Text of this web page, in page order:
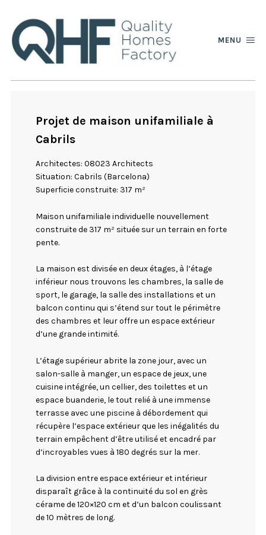
MENU
Projet de maison unifamiliale à
Cabrils
Architectes: 08023 Architects
Situation: Cabrils (Barcelona)
Superficie construite: 317 m²
Maison unifamiliale individuelle nouvellement
construite de 317 m² située sur un terrain en forte
pente.
La maison est divisée en deux étages, à l’étage
inférieur nous trouvons les chambres, la salle de
sport, le garage, la salle des installations et un
balcon continu qui s’étend sur tout le périmètre
des chambres et leur offre un espace extérieur
d’une grande intimité.
L’étage supérieur abrite la zone jour, avec un
salon-salle à manger, un espace de jeux, une
cuisine intégrée, un cellier, des toilettes et un
espace buanderie, le tout relié à une immense
terrasse avec une piscine à débordement qui
récupère l’espace extérieur que les inégalités du
terrain empêchent d’être utilisé et encadré par
d’incroyables vues à 180 degrés sur la mer.
La division entre espace extérieur et intérieur
disparaît grâce à la continuité du sol en grès
cérame de 120×120 cm et d’un balcon coulissant
de 10 mètres de long.